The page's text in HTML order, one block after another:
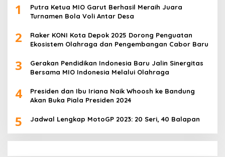
1
Putra Ketua MIO Garut Berhasil Meraih Juara
Turnamen Bola Voli Antar Desa
2
Raker KONI Kota Depok 2025 Dorong Penguatan
Ekosistem Olahraga dan Pengembangan Cabor Baru
3
Gerakan Pendidikan Indonesia Baru Jalin Sinergitas
Bersama MIO Indonesia Melalui Olahraga
4
Presiden dan Ibu Iriana Naik Whoosh ke Bandung
Akan Buka Piala Presiden 2024
5 Jadwal Lengkap MotoGP 2023: 20 Seri, 40 Balapan